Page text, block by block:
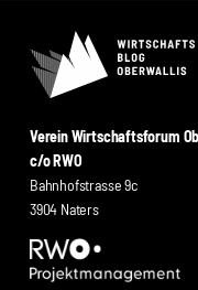
Verein Wirtschaftsforum
c/o RWO
Bahnhofstrasse 9c
3904 Naters